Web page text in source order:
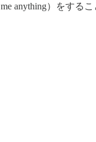
anything）をするこ